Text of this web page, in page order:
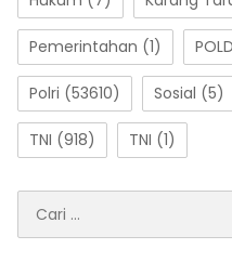
Pemerintahan (1)
Polri (53610) Sosial (5)
TNI (918) TNI (1)
untuk: